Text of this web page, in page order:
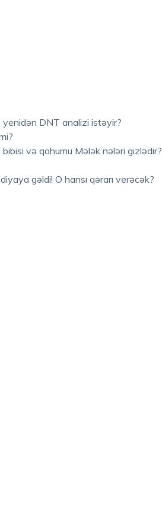
yenidən DNT analizi istəyir?
və qohumu Mələk nələri gizlədir?
gəldi! O hansı qərarı verəcək?